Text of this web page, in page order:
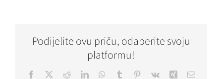
Podijelite ovu priču, odaberite svoju
platformu!
Facebook RedditLinkedInWhatsApp
Tumblr Pinterest
Vk Xing Email